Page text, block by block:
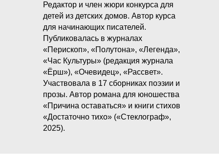
Редактор и член жюри конкурса для
детей из детских домов. Автор курса
для начинающих писателей.
Публиковалась в журналах
«Перископ», «Полутона», «Легенда»,
«Час Культуры» (редакция журнала
«Ёрш»), «Очевидец», «Рассвет».
Участвовала в 17 сборниках поэзии и
прозы. Автор романа для юношества
«Причина оставаться» и книги стихов
«Достаточно тихо» («Стеклограф»,
2025).